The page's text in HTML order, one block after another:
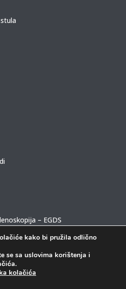
– EGDS
debelog crijeva "Odobašić"
kako bi pružila odlično
se sa uslovima korištenja i
kolačića